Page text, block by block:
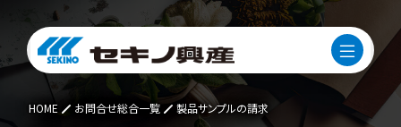
HOME お問合せ総合一覧 製品サンプルの請求